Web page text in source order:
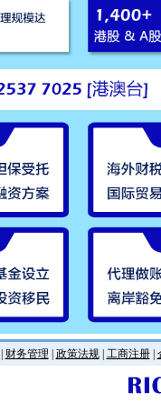
财务管理 政策法规| 工商注册|